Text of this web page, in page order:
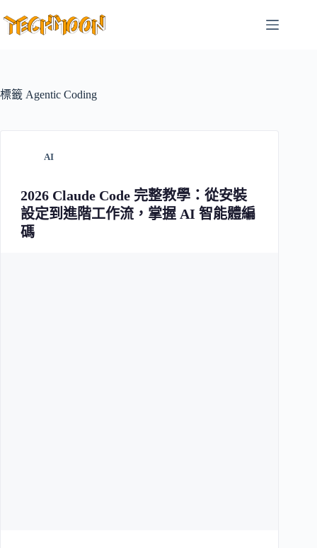
至
容
標籤 Agentic Coding
AI
2026 Claude Code 完整教學：從安裝
設定到進階工作流，掌握 AI 智能體編
碼